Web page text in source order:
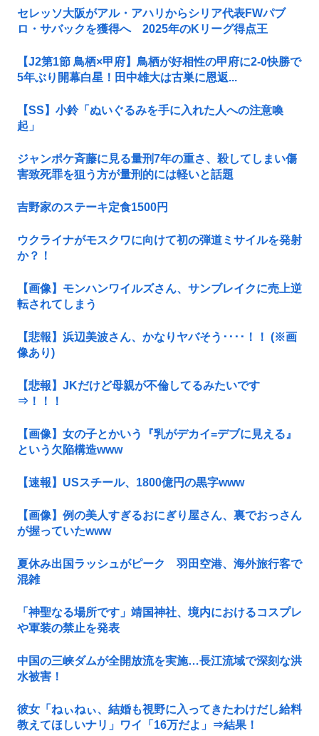
セレッソ大阪がアル・アハリからシリア代表FWパブ
ロ・サバックを獲得へ 2025年のKリーグ得点王
【J2第1節 鳥栖×甲府】鳥栖が好相性の甲府に2-0快勝で
5年ぶり開幕白星！田中雄大は古巣に恩返...
【SS】小鈴「ぬいぐるみを手に入れた人への注意喚
起」
ジャンポケ斉藤に見る量刑7年の重さ、殺してしまい傷
害致死罪を狙う方が量刑的には軽いと話題
吉野家のステーキ定食1500円
ウクライナがモスクワに向けて初の弾道ミサイルを発射
か？！
【画像】モンハンワイルズさん、サンブレイクに売上逆
転されてしまう
【悲報】浜辺美波さん、かなりヤバそう････！！ (※画
像あり)
【悲報】JKだけど母親が不倫してるみたいです
⇒！！！
【画像】女の子とかいう『乳がデカイ=デブに見える』
という欠陥構造www
【速報】USスチール、1800億円の黒字www
【画像】例の美人すぎるおにぎり屋さん、裏でおっさん
が握っていたwww
夏休み出国ラッシュがピーク 羽田空港、海外旅行客で
混雑
「神聖なる場所です」靖国神社、境内におけるコスプレ
や軍装の禁止を発表
中国の三峡ダムが全開放流を実施…長江流域で深刻な洪
水被害！
彼女「ねぃねぃ、結婚も視野に入ってきたわけだし給料
教えてほしいナリ」ワイ「16万だよ」⇒結果！